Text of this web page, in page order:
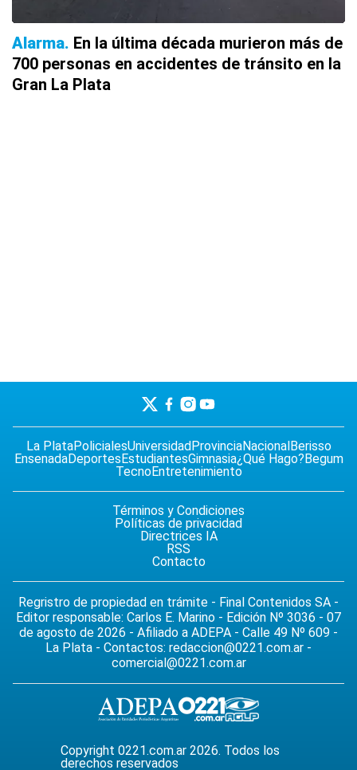
Alarma En la última década murieron más de
700 personas en accidentes de tránsito en la
Gran La Plata
La PlataPolicialesUniversidad ProvinciaNacional Berisso
EnsenadaDeportes EstudiantesGimnasia¿Qué Hago? Begum
TecnoEntretenimiento
Términos y Condiciones
Políticas de privacidad
Directrices IA
RSS
Contacto
Regristro de propiedad en trámite - Final Contenidos SA -
Editor responsable: Carlos E. Marino - Edición Nº 3036 - 07
de agosto de 2026 - Afiliado a ADEPA - Calle 49 Nº 609 -
La Plata - Contactos: redaccion@0221.com.ar -
comercial@0221.com.ar
Copyright 0221.com.ar 2026. Todos los
derechos reservados